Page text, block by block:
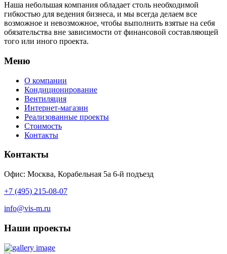
Наша небольшая компания обладает столь необходимой
гибкостью для ведения бизнеса, и мы всегда делаем все
возможное и невозможное, чтобы выполнить взятые на себя
обязательства вне зависимости от финансовой составляющей
того или иного проекта.
Меню
О компании
Кондиционирование
Вентиляция
Интернет-магазин
Реализованные проекты
Стоимость
Контакты
Контакты
Офис: Москва, Корабельная 5а 6-й подъезд
+7 (495) 215-08-07
info@vis-m.ru
Наши проекты